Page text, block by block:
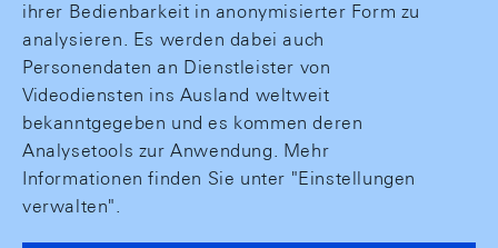
ihrer Bedienbarkeit in anonymisierter Form zu
analysieren. Es werden dabei auch
Personendaten an Dienstleister von
Videodiensten ins Ausland weltweit
bekanntgegeben und es kommen deren
Analysetools zur Anwendung. Mehr
Informationen finden Sie unter "Einstellungen
verwalten".